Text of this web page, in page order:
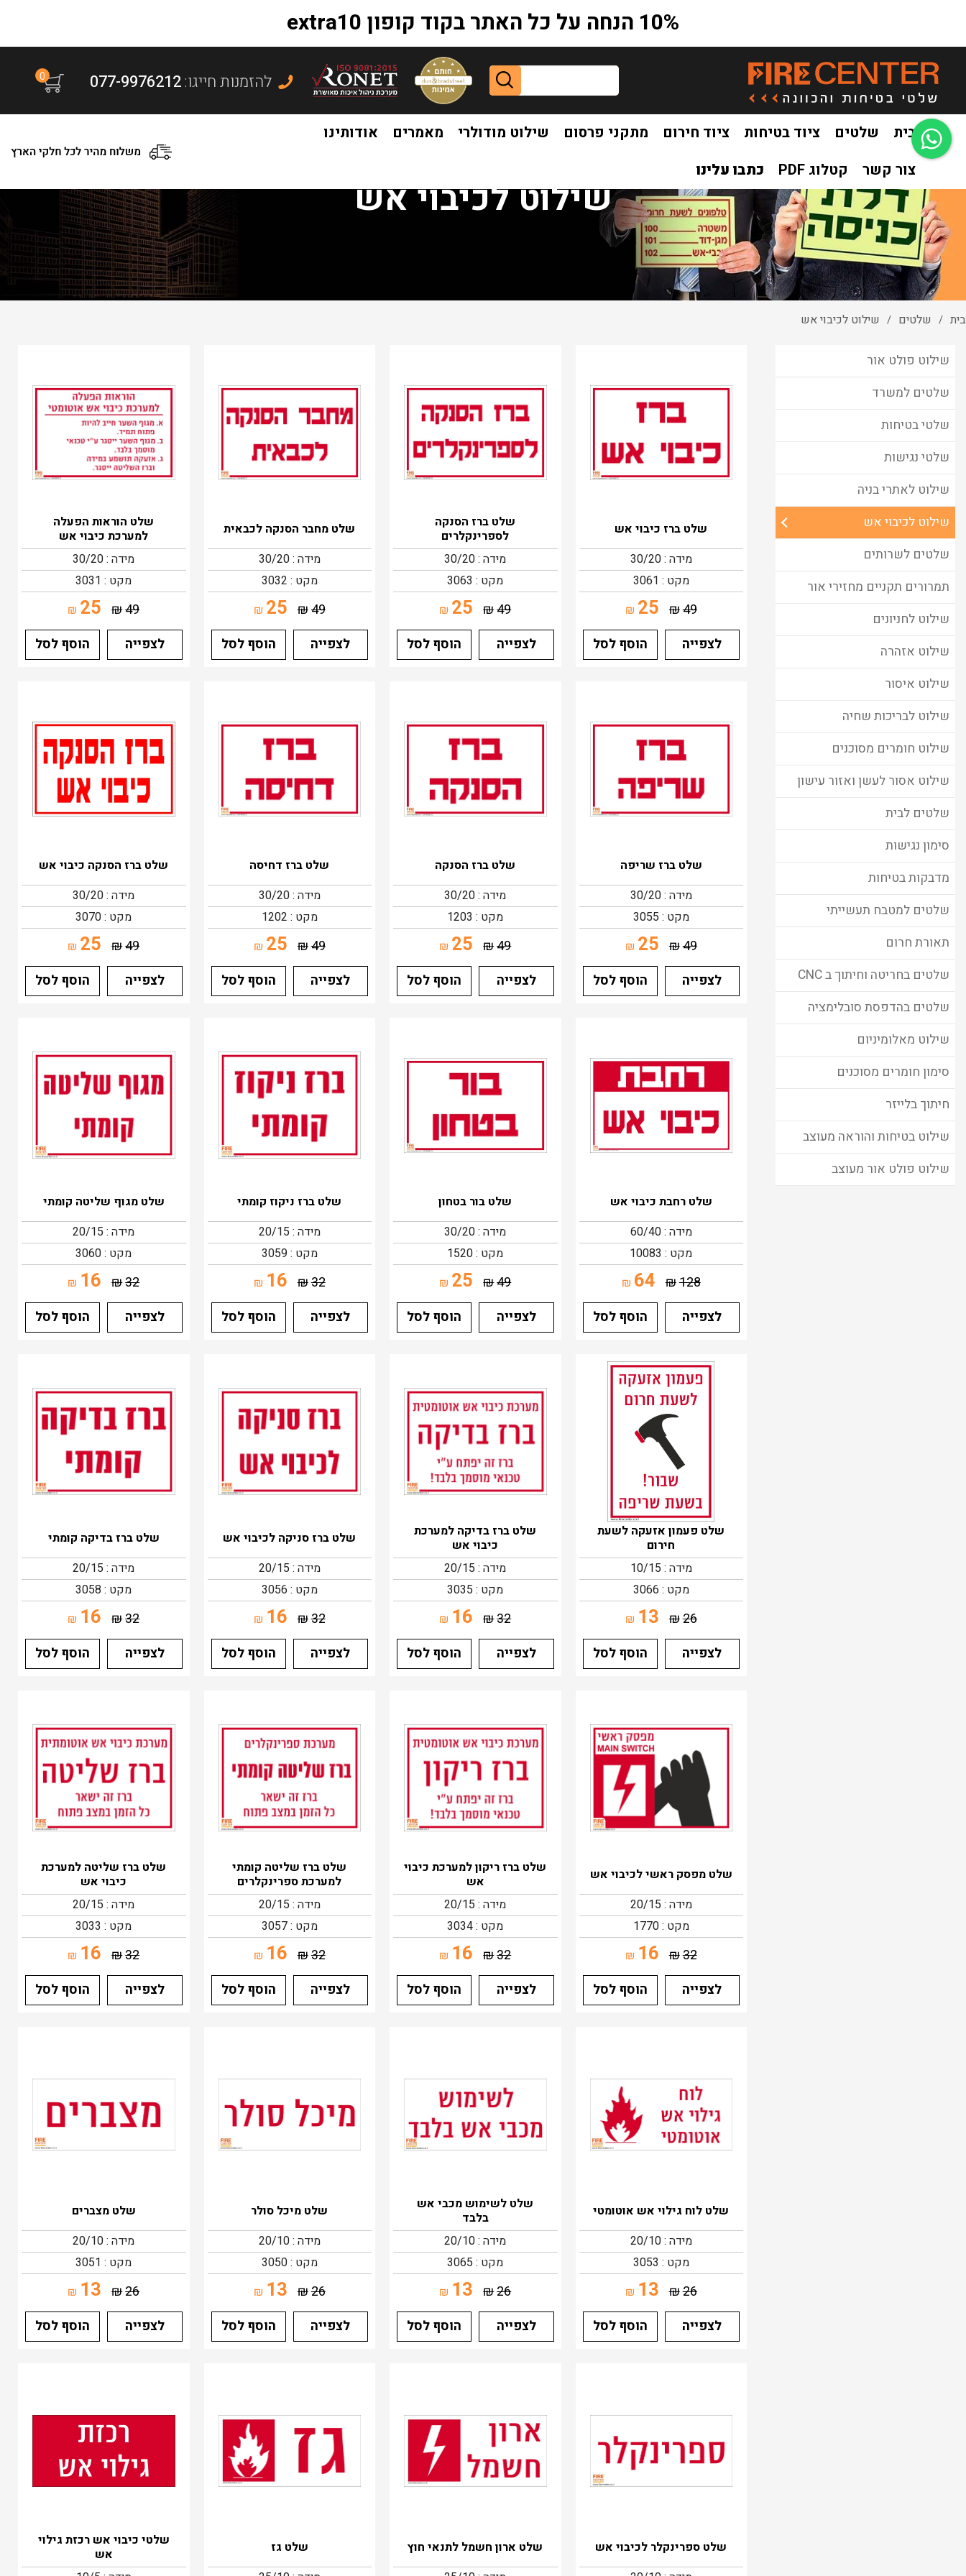
10% הנחה על כל האתר בקוד קופון extra10
0 :להזמנות חייגו 077-9976212
בית שלטים ציוד בטיחות ציוד חירום מתקני פרסום שילוט מודולרי מאמרים
אודותינו
צור קשר
קטלוג PDF כתבו עלינו
שילוט לכיבוי אש
בית / שלטים / שילוט לכיבוי אש
שילוט פולט אור
שלטים למשרד
שלטי בטיחות
שלטי נגישות
שילוט לאתרי בניה
שילוט לכיבוי אש
שלטים לשרותים
תמרורים תקניים מחזירי אור
שילוט לחניונים
שילוט אזהרה
שילוט איסור
שילוט לבריכות שחיה
שילוט חומרים מסוכנים
שילוט אסור לעשן ואזור עישון
שלטים לבית
סימון נגישות
מדבקות בטיחות
שלטים למטבח תעשייתי
תאורת חרום
שלטים בחריטה וחיתוך ב CNC
שלטים בהדפסת סובלימציה
שילוט מאלומיניום
סימון חומרים מסוכנים
חיתוך בלייזר
שילוט בטיחות והוראה מעוצב
שילוט פולט אור מעוצב
שלט ברז כיבוי אש
מידה : 30/20
מקט : 3061
49
₪
25
₪
לצפייה הוסף לסל
שלט ברז הסנקה
לספרינקלרים
מידה : 30/20
מקט : 3063
49
₪
25
₪
לצפייה הוסף לסל
שלט מחבר הסנקה לכבאית
מידה : 30/20
מקט : 3032
49
₪
25
₪
לצפייה הוסף לסל
שלט הוראות הפעלה
למערכת כיבוי אש
מידה : 30/20
מקט : 3031
49
₪
25
₪
לצפייה הוסף לסל
שלט ברז שריפה
מידה : 30/20
מקט : 3055
49
₪
25
₪
לצפייה הוסף לסל
שלט ברז הסנקה
מידה : 30/20
מקט : 1203
49
₪
25
₪
לצפייה הוסף לסל
שלט ברז דחיסה
מידה : 30/20
מקט : 1202
49
₪
25
₪
לצפייה הוסף לסל
שלט ברז הסנקה כיבוי אש
מידה : 30/20
מקט : 3070
49
₪
25
₪
לצפייה הוסף לסל
שלט רחבת כיבוי אש
מידה : 60/40
מקט : 10083
128
₪
64
₪
לצפייה הוסף לסל
שלט בור בטחון
מידה : 30/20
מקט : 1520
49
₪
25
₪
לצפייה הוסף לסל
שלט ברז ניקוז קומתי
מידה : 20/15
מקט : 3059
32
₪
16
₪
לצפייה הוסף לסל
שלט מגוף שליטה קומתי
מידה : 20/15
מקט : 3060
32
₪
16
₪
לצפייה הוסף לסל
שלט פעמון אזעקה לשעת
חירום
מידה : 10/15
מקט : 3066
26
₪
13
₪
לצפייה הוסף לסל
שלט ברז בדיקה למערכת
כיבוי אש
מידה : 20/15
מקט : 3035
32
₪
16
₪
לצפייה הוסף לסל
שלט ברז סניקה לכיבוי אש
מידה : 20/15
מקט : 3056
32
₪
16
₪
לצפייה הוסף לסל
שלט ברז בדיקה קומתי
מידה : 20/15
מקט : 3058
32
₪
16
₪
לצפייה הוסף לסל
שלט מפסק ראשי לכיבוי אש
מידה : 20/15
מקט : 1770
32
₪
16
₪
לצפייה הוסף לסל
שלט ברז ריקון למערכת כיבוי
אש
מידה : 20/15
מקט : 3034
32
₪
16
₪
לצפייה הוסף לסל
שלט ברז שליטה קומתי
למערכת ספרינקלרים
מידה : 20/15
מקט : 3057
32
₪
16
₪
לצפייה הוסף לסל
שלט ברז שליטה למערכת
כיבוי אש
מידה : 20/15
מקט : 3033
32
₪
16
₪
לצפייה הוסף לסל
שלט לוח גילוי אש אוטומטי
מידה : 20/10
מקט : 3053
26
₪
13
₪
לצפייה הוסף לסל
שלט לשימוש מכבי אש
בלבד
מידה : 20/10
מקט : 3065
26
₪
13
₪
לצפייה הוסף לסל
שלט מיכל סולר
מידה : 20/10
מקט : 3050
26
₪
13
₪
לצפייה הוסף לסל
שלט מצברים
מידה : 20/10
מקט : 3051
26
₪
13
₪
לצפייה הוסף לסל
שלט ספרינקלר לכיבוי אש
שלט ארון חשמל לתנאי חוץ
שלט גז
שלטי כיבוי אש רכזת גילוי
אש